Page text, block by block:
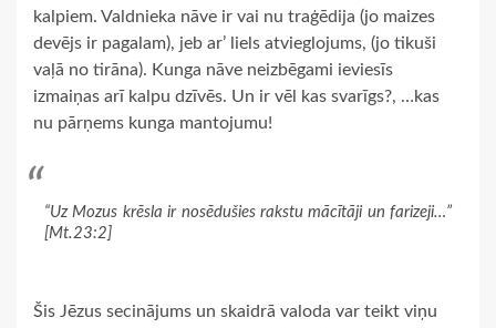
kalpiem. Valdnieka nāve ir vai nu traģēdija (jo maizes
devējs ir pagalam), jeb ar’ liels atvieglojums, (jo tikuši
vaļā no tirāna). Kunga nāve neizbēgami ieviesīs
izmaiņas arī kalpu dzīvēs. Un ir vēl kas svarīgs?, …kas
nu pārņems kunga mantojumu!
“Uz Mozus krēsla ir nosēdušies rakstu mācītāji un farizeji…”
[Mt.23:2]
Šis Jēzus secinājums un skaidrā valoda var teikt viņu